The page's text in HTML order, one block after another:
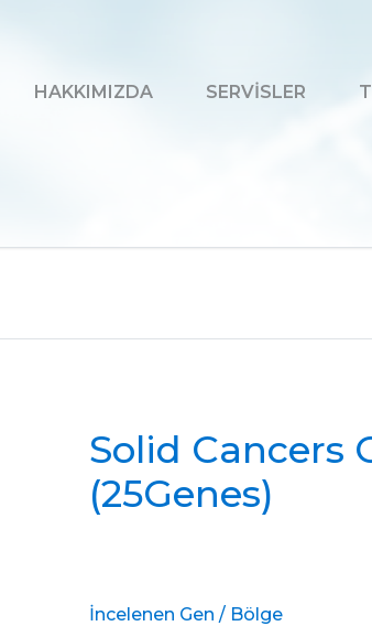
HAKKIMIZDA SERVİSLER
Solid Cancers
(25Genes)
İncelenen Gen / Bölge